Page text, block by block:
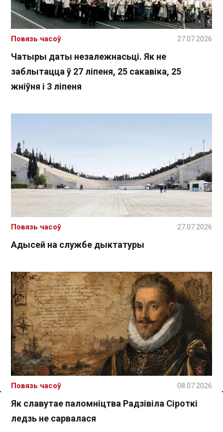
Спасылка без VPN
Чатыры даты незалежнасьці. Як не
заблытацца ў 27 ліпеня, 25 сакавіка, 25
жніўня і 3 ліпеня
Повязь часоў 27.07.2026
Адысей на службе дыктатуры
Повязь часоў 27.07.2026
Як славутае паломніцтва Радзівіла Сіроткі
ледзь не сарвалася
Повязь часоў 08.07.2026